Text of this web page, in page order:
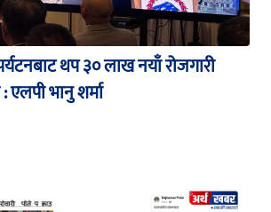
थप ३० लाख नयाँ रोजगारी
एलपी भानु शर्मा